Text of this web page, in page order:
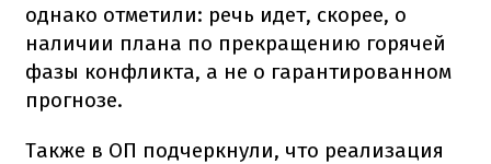
однако отметили: речь идет, скорее, о
наличии плана по прекращению горячей
фазы конфликта, а не о гарантированном
прогнозе.
Также в ОП подчеркнули, что реализация